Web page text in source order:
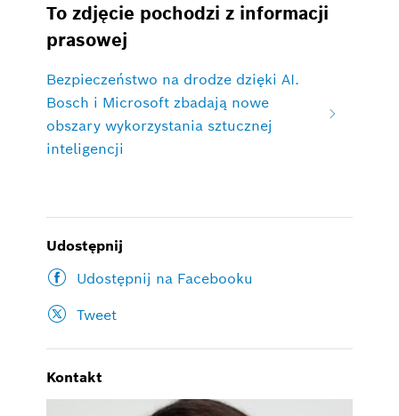
To zdjęcie pochodzi z informacji
prasowej
Bezpieczeństwo na drodze dzięki AI.
Bosch i Microsoft zbadają nowe
obszary wykorzystania sztucznej
inteligencji
Udostępnij
Udostępnij na Facebooku
Tweet
Kontakt